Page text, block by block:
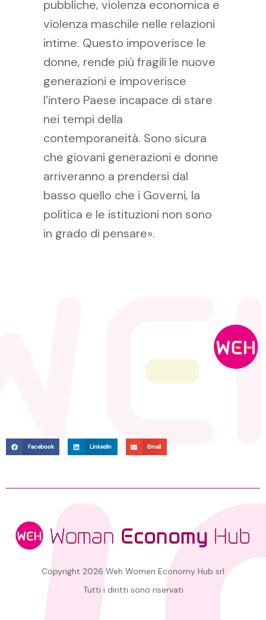
pubbliche, violenza economica e
violenza maschile nelle relazioni
intime. Questo impoverisce le
donne, rende più fragili le nuove
generazioni e impoverisce
l’intero Paese incapace di stare
nei tempi della
contemporaneità. Sono sicura
che giovani generazioni e donne
arriveranno a prendersi dal
basso quello che i Governi, la
politica e le istituzioni non sono
in grado di pensare».
Facebook LinkedIn Email
Copyright 2026 Weh Women Economy Hub srl
Tutti i diritti sono riservati